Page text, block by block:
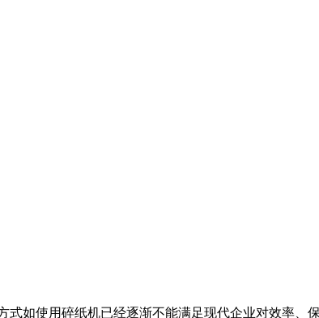
如使用碎纸机已经逐渐不能满足现代企业对效率、